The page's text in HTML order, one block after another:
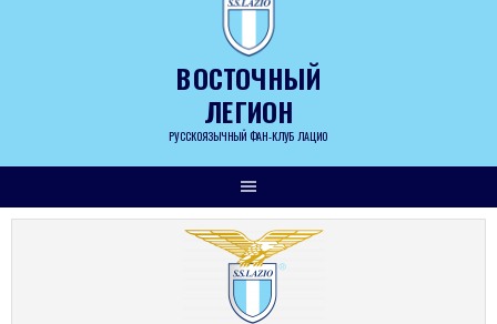
ВОСТОЧНЫЙ
ЛЕГИОН
РУССКОЯЗЫЧНЫЙ ФАН-КЛУБ ЛАЦИО